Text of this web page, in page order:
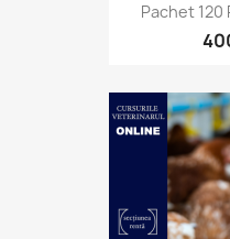
Pachet 120